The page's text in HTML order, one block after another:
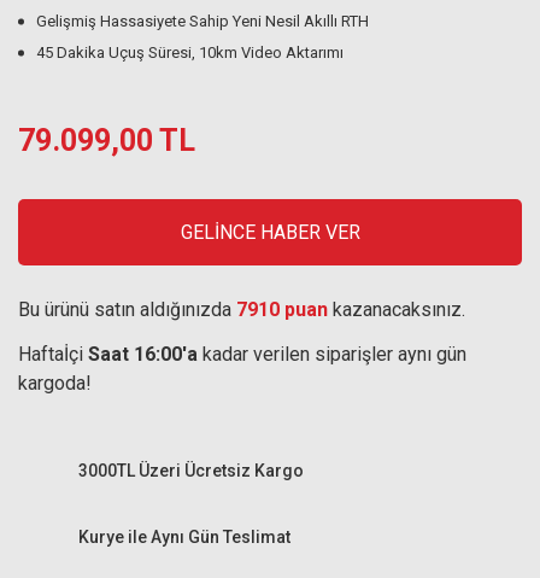
Gelişmiş Hassasiyete Sahip Yeni Nesil Akıllı RTH
45 Dakika Uçuş Süresi, 10km Video Aktarımı
79.099,00 TL
GELİNCE HABER VER
Bu ürünü satın aldığınızda 7910 puan kazanacaksınız.
Haftaİçi Saat 16:00'a kadar verilen siparişler aynı gün
kargoda!
Kurye ile Aynı Gün Teslimat
3000TL Üzeri Ücretsiz Kargo